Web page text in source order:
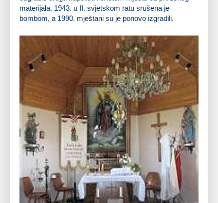
materijala. 1943. u II. svjetskom ratu srušena je
bombom, a 1990. mještani su je ponovo izgradili.